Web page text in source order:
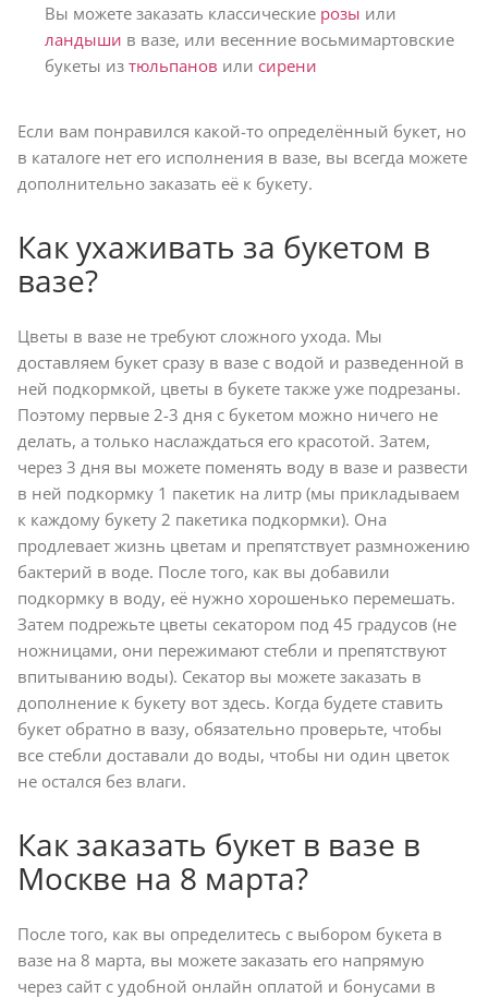
Вы можете заказать классические розы или
ландыши в вазе, или весенние восьмимартовские
букеты из тюльпанов или сирени
Если вам понравился какой-то определённый букет, но
в каталоге нет его исполнения в вазе, вы всегда можете
дополнительно заказать её к букету.
Как ухаживать за букетом в
вазе?
Цветы в вазе не требуют сложного ухода. Мы
доставляем букет сразу в вазе с водой и разведенной в
ней подкормкой, цветы в букете также уже подрезаны.
Поэтому первые 2-3 дня с букетом можно ничего не
делать, а только наслаждаться его красотой. Затем,
через 3 дня вы можете поменять воду в вазе и развести
в ней подкормку 1 пакетик на литр (мы прикладываем
к каждому букету 2 пакетика подкормки). Она
продлевает жизнь цветам и препятствует размножению
бактерий в воде. После того, как вы добавили
подкормку в воду, её нужно хорошенько перемешать.
Затем подрежьте цветы секатором под 45 градусов (не
ножницами, они пережимают стебли и препятствуют
впитыванию воды). Секатор вы можете заказать в
дополнение к букету вот здесь. Когда будете ставить
букет обратно в вазу, обязательно проверьте, чтобы
все стебли доставали до воды, чтобы ни один цветок
не остался без влаги.
Как заказать букет в вазе в
Москве на 8 марта?
После того, как вы определитесь с выбором букета в
вазе на 8 марта, вы можете заказать его напрямую
через сайт с удобной онлайн оплатой и бонусами в